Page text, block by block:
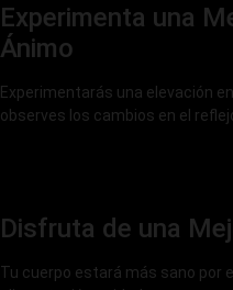
Experimenta una
Ánimo
Experimentarás una elevación
observes los cambios en el
Disfruta de una
Tu cuerpo estará más sano por